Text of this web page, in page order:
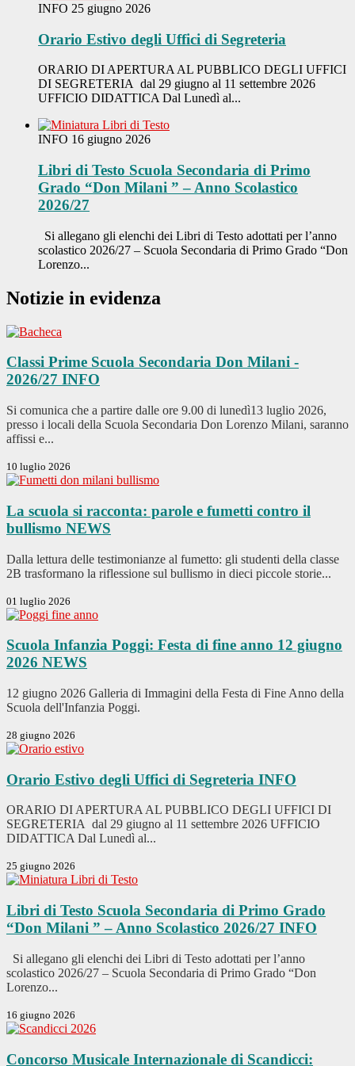
INFO 25 giugno 2026
Orario Estivo degli Uffici di Segreteria
ORARIO DI APERTURA AL PUBBLICO DEGLI UFFICI
DI SEGRETERIA dal 29 giugno al 11 settembre 2026
UFFICIO DIDATTICA Dal Lunedì al...
INFO 16 giugno 2026
Libri di Testo Scuola Secondaria di Primo
Grado “Don Milani ” – Anno Scolastico
2026/27
Si allegano gli elenchi dei Libri di Testo adottati per l’anno
scolastico 2026/27 – Scuola Secondaria di Primo Grado “Don
Lorenzo...
Notizie in evidenza
Classi Prime Scuola Secondaria Don Milani -
2026/27 INFO
Si comunica che a partire dalle ore 9.00 di lunedì13 luglio 2026,
presso i locali della Scuola Secondaria Don Lorenzo Milani, saranno
affissi e...
10 luglio 2026
La scuola si racconta: parole e fumetti contro il
bullismo NEWS
Dalla lettura delle testimonianze al fumetto: gli studenti della classe
2B trasformano la riflessione sul bullismo in dieci piccole storie...
01 luglio 2026
Scuola Infanzia Poggi: Festa di fine anno 12 giugno
2026 NEWS
12 giugno 2026 Galleria di Immagini della Festa di Fine Anno della
Scuola dell'Infanzia Poggi.
28 giugno 2026
Orario Estivo degli Uffici di Segreteria INFO
ORARIO DI APERTURA AL PUBBLICO DEGLI UFFICI DI
SEGRETERIA dal 29 giugno al 11 settembre 2026 UFFICIO
DIDATTICA Dal Lunedì al...
25 giugno 2026
Libri di Testo Scuola Secondaria di Primo Grado
“Don Milani ” – Anno Scolastico 2026/27 INFO
Si allegano gli elenchi dei Libri di Testo adottati per l’anno
scolastico 2026/27 – Scuola Secondaria di Primo Grado “Don
Lorenzo...
16 giugno 2026
Concorso Musicale Internazionale di Scandicci: